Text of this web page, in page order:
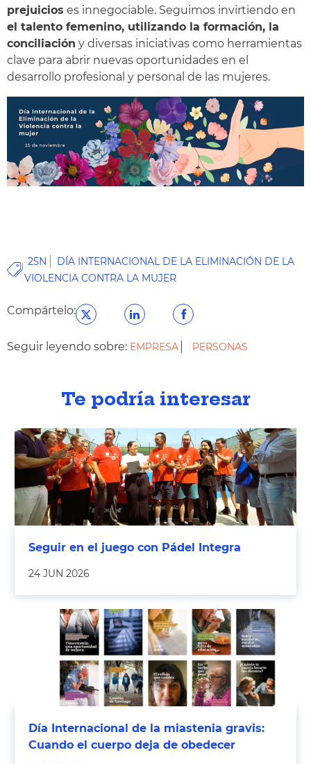
prejuicios es innegociable. Seguimos invirtiendo en
el talento femenino, utilizando la formación, la
conciliación y diversas iniciativas como herramientas
clave para abrir nuevas oportunidades en el
desarrollo profesional y personal de las mujeres.
25N
DÍA INTERNACIONAL DE LA ELIMINACIÓN DE LA
VIOLENCIA CONTRA LA MUJER
Compártelo:
Seguir leyendo sobre: EMPRESA PERSONAS
Te podría interesar
Seguir en el juego con Pádel Integra
24 JUN 2026
Día Internacional de la miastenia gravis:
Cuando el cuerpo deja de obedecer